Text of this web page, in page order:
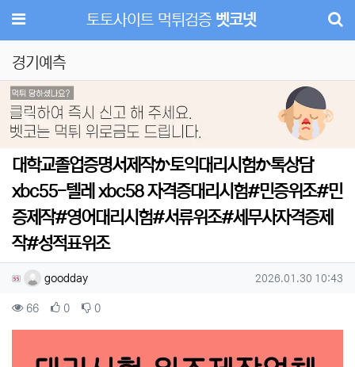
메뉴 토토사이트 먹튀검증 벳코넷
경기예측
Previous Next
대학교졸업증명서제작か토익대리시험か톡상담
xbc55-텔레 xbc58 자격증대리시험#민증위조#민
증제작#영어대리시험#서류위조#세무사자격증제
작#성적표위조
작성자 정보
goodday작성 작성일
2026.01.30 10:43
컨텐츠 정보
66조회 0추천 0비추천